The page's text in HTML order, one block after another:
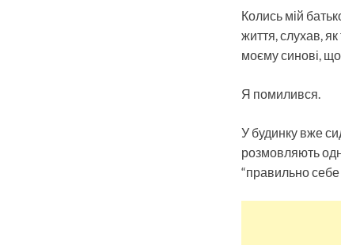
Колись мій
життя, слухав,
моєму синові, що
Я помилився.
У будинку вже
розмовляють
“правильно себе